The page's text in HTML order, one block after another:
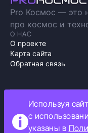
Pro Космос — это
про космос и
О НАС
О проекте
Карта сайта
Обратная связь
Политика
Как мы
Используя
с
указаны в